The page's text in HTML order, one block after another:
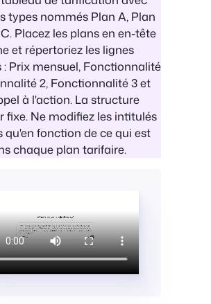
types nommés Plan A, Plan
Placez les plans en en-tête
et répertoriez les lignes
: Prix mensuel, Fonctionnalité
2, Fonctionnalité 3 et
à l'action. La structure
fixe. Ne modifiez les intitulés
qu'en fonction de ce qui est
chaque plan tarifaire.